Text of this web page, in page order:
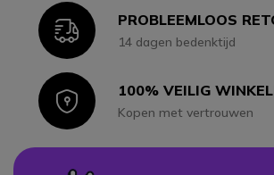
IconPROBLEEMLOOS
14 dagen bedenktijd
Icon100% VEILIG
Kopen met vertrouwen